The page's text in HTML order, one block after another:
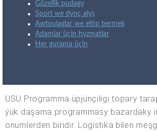
Gözellik pudagy
Sport we dynç alyş
Awtoulaglar we eltip bermek
Adamlar üçin hyzmatlar
Her gurama üçin
USU Programma üpjünçiligi topary
ýük daşama programmasy bazardaky
önümlerden biridir. Logistika bilen